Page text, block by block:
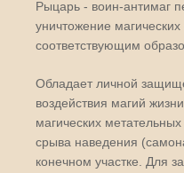
Рыцарь - воин-антимаг
уничтожение
соответствующим
Обладает личной
воздействия магий
магических
срыва наведения
конечном участке. Для